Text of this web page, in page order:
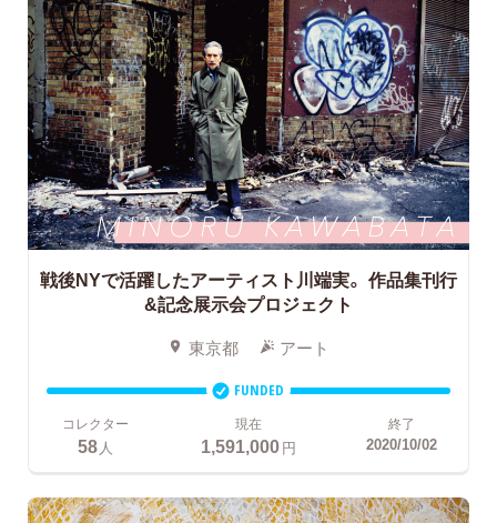
戦後NYで活躍したアーティスト川端実。 作品集刊行
&記念展示会プロジェクト
東京都 アート
FUNDED
コレクター
58人
現在
1,591,000円
終了
2020/10/02